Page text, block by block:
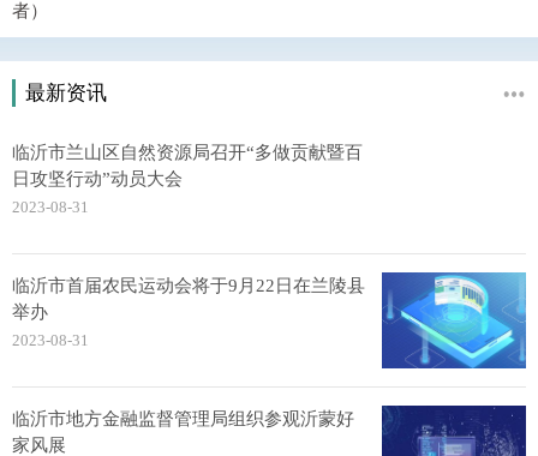
者）
最新资讯
临沂市兰山区自然资源局召开“多做贡献暨百
日攻坚行动”动员大会
2023-08-31
临沂市首届农民运动会将于9月22日在兰陵县
举办
2023-08-31
临沂市地方金融监督管理局组织参观沂蒙好
家风展